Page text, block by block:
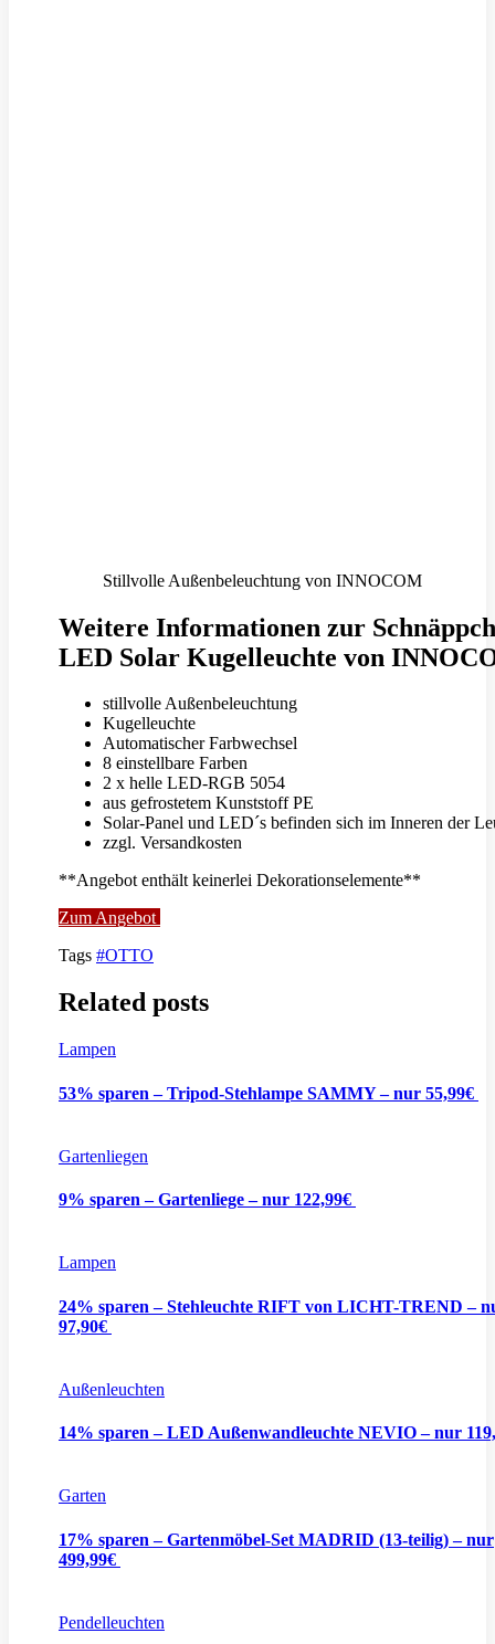
Stillvolle Außenbeleuchtung von INNOCOM
Weitere Informationen zur
LED Solar Kugelleuchte von
stillvolle Außenbeleuchtung
Kugelleuchte
Automatischer Farbwechsel
8 einstellbare Farben
2 x helle LED-RGB 5054
aus gefrostetem Kunststoff PE
Solar-Panel und LED´s befinden sich im Inneren der
zzgl. Versandkosten
**Angebot enthält keinerlei Dekorationselemente**
Zum Angebot
Tags #OTTO
Related posts
Lampen
53% sparen – Tripod-Stehlampe SAMMY – nur 55,99€
Gartenliegen
9% sparen – Gartenliege – nur 122,99€
Lampen
24% sparen – Stehleuchte RIFT von LICHT-TREND –
97,90€
Außenleuchten
14% sparen – LED Außenwandleuchte NEVIO – nur
Garten
17% sparen – Gartenmöbel-Set MADRID (13-teilig) – nur
499,99€
Pendelleuchten